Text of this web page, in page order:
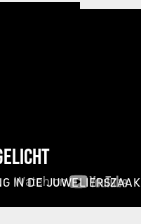
IN DE JUWELIERSZAAK